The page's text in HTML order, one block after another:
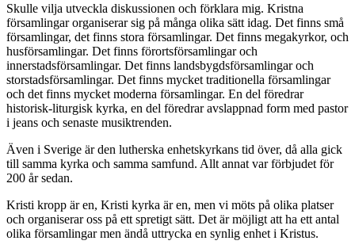
Skulle vilja utveckla diskussionen och förklara mig. Kristna
församlingar organiserar sig på många olika sätt idag. Det finns små
församlingar, det finns stora församlingar. Det finns megakyrkor, och
husförsamlingar. Det finns förortsförsamlingar och
innerstadsförsamlingar. Det finns landsbygdsförsamlingar och
storstadsförsamlingar. Det finns mycket traditionella församlingar
och det finns mycket moderna församlingar. En del föredrar
historisk-liturgisk kyrka, en del föredrar avslappnad form med pastor
i jeans och senaste musiktrenden.
Även i Sverige är den lutherska enhetskyrkans tid över, då alla gick
till samma kyrka och samma samfund. Allt annat var förbjudet för
200 år sedan.
Kristi kropp är en, Kristi kyrka är en, men vi möts på olika platser
och organiserar oss på ett spretigt sätt. Det är möjligt att ha ett antal
olika församlingar men ändå uttrycka en synlig enhet i Kristus.